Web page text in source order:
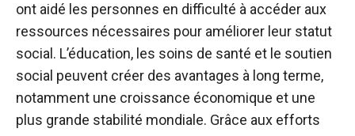
ont aidé les personnes en difficulté à accéder aux
ressources nécessaires pour améliorer leur statut
social. L’éducation, les soins de santé et le soutien
social peuvent créer des avantages à long terme,
notamment une croissance économique et une
plus grande stabilité mondiale. Grâce aux efforts